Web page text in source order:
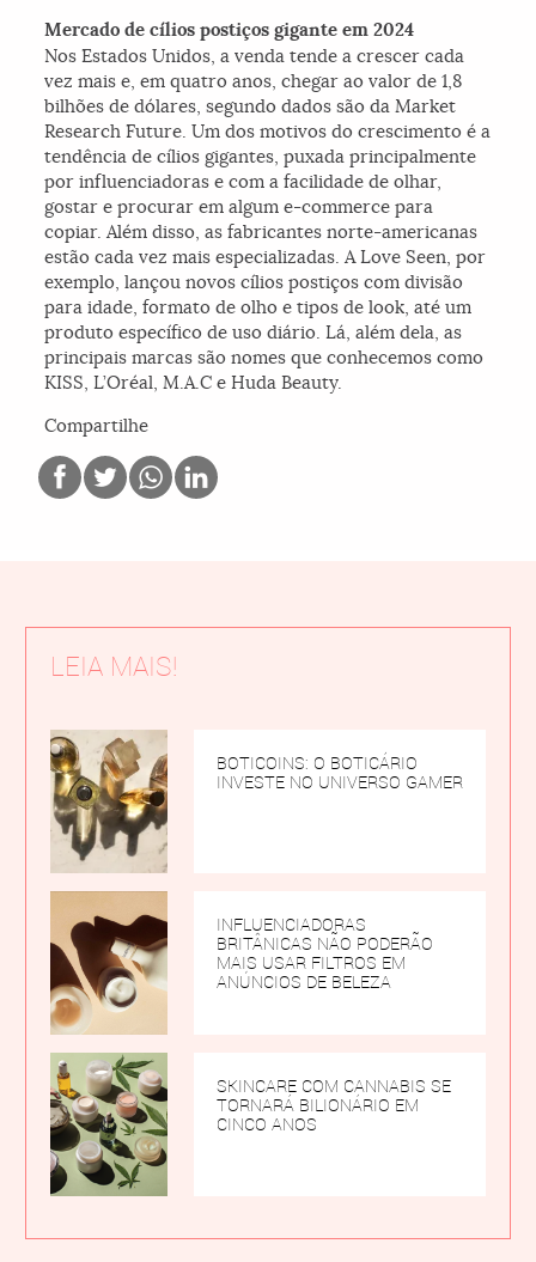
Mercado de cílios postiços gigante em 2024
Nos Estados Unidos, a venda tende a crescer cada
vez mais e, em quatro anos, chegar ao valor de 1,8
bilhões de dólares, segundo dados são da Market
Research Future. Um dos motivos do crescimento é a
tendência de cílios gigantes, puxada principalmente
por influenciadoras e com a facilidade de olhar,
gostar e procurar em algum e-commerce para
copiar. Além disso, as fabricantes norte-americanas
estão cada vez mais especializadas. A Love Seen, por
exemplo, lançou novos cílios postiços com divisão
para idade, formato de olho e tipos de look, até um
produto específico de uso diário. Lá, além dela, as
principais marcas são nomes que conhecemos como
KISS, L’Oréal, M.A.C e Huda Beauty.
Compartilhe
LEIA MAIS!
BOTICOINS: O BOTICÁRIO
INVESTE NO UNIVERSO GAMER
INFLUENCIADORAS
BRITÂNICAS NÃO PODERÃO
MAIS USAR FILTROS EM
ANÚNCIOS DE BELEZA
SKINCARE COM CANNABIS SE
TORNARÁ BILIONÁRIO EM
CINCO ANOS